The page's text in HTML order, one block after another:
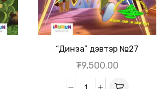
“Динза” дэвтэр №27
₮9,500.00